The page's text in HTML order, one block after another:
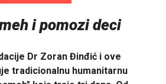
i pomozi deci
Dr Zoran Đinđić i ove
tradicionalnu humanitarnu